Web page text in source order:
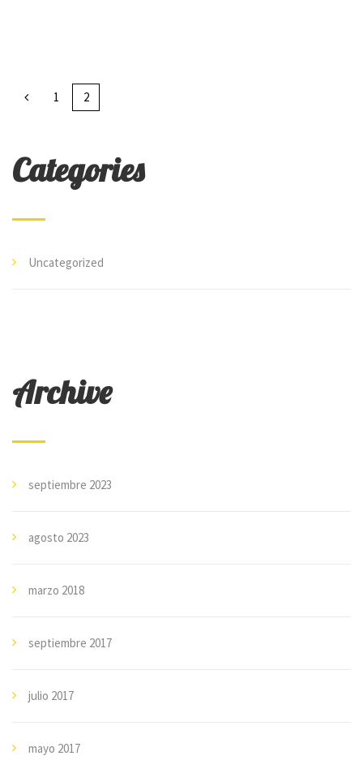
1 2
Categories
Uncategorized
Archive
septiembre 2023
agosto 2023
marzo 2018
septiembre 2017
julio 2017
mayo 2017